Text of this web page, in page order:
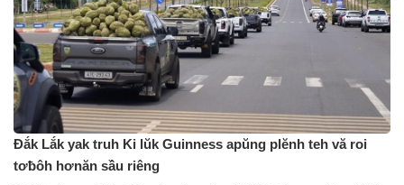
Đắk Lắk yak truh Ki lŭk Guinness apŭng plĕnh teh vă roi
tơƀôh hơnăn sầu riêng